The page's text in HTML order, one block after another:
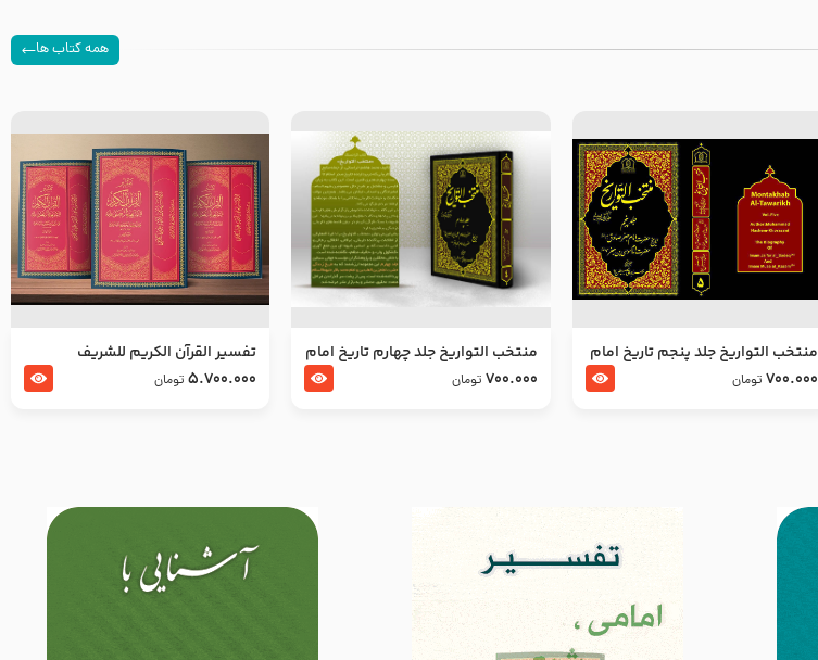
همه کتاب ها
منتخب التواریخ جلد پنجم تاریخ امام
جعفر صادق و امام موسی بن جعفر
700.000 تومان
منتخب التواریخ جلد چهارم تاریخ امام
زین العابدین و امام محمد باقر
700.000 تومان
تفسير القرآن الكريم للشريف
المرتضي قدس سرّه
5.700.000 تومان